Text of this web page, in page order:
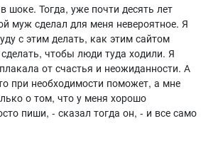
шоке. Тогда, уже почти десять лет
муж сделал для меня невероятное. Я
с этим делать, как этим сайтом
чтобы люди туда ходили. Я
от счастья и неожиданности. А
при необходимости поможет, а мне
о том, что у меня хорошо
пиши, - сказал тогда он, - и все само